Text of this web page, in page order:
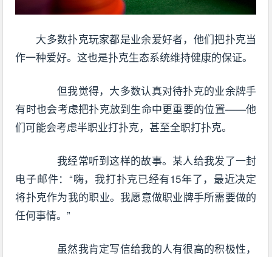
大多数扑克玩家都是业余爱好者，他们把扑克当
作一种爱好。这也是扑克生态系统维持健康的保证。
但我觉得，大多数认真对待扑克的业余牌手
有时也会考虑把扑克放到生命中更重要的位置——他
们可能会考虑半职业打扑克，甚至全职打扑克。
我经常听到这样的故事。某人给我发了一封
电子邮件：“嗨，我打扑克已经有15年了，最近决定
将扑克作为我的职业。我愿意做职业牌手所需要做的
任何事情。”
虽然我肯定写信给我的人有很高的积极性，